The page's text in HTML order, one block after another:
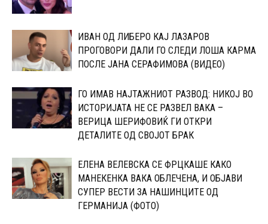
ИВАН ОД ЛИБЕРО КАЈ ЛАЗАРОВ
ПРОГОВОРИ ДАЛИ ГО СЛЕДИ ЛОША КАРМА
ПОСЛЕ ЈАНА СЕРАФИМОВА (ВИДЕО)
ГО ИМАВ НАЈТАЖНИОТ РАЗВОД: НИКОЈ ВО
ИСТОРИЈАТА НЕ СЕ РАЗВЕЛ ВАКА –
ВЕРИЦА ШЕРИФОВИЌ ГИ ОТКРИ
ДЕТАЛИТЕ ОД СВОЈОТ БРАК
ЕЛЕНА ВЕЛЕВСКА СЕ ФРЦКАШЕ КАКО
МАНЕКЕНКА ВАКА ОБЛЕЧЕНА, И ОБЈАВИ
СУПЕР ВЕСТИ ЗА НАШИНЦИТЕ ОД
ГЕРМАНИЈА (ФОТО)